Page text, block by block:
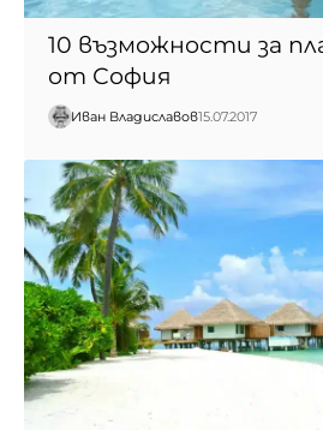
10 възможности за
от София
Иван Владиславов15.07.2017